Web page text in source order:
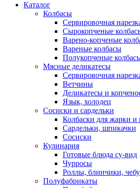
Каталог
Колбасы
Сервировочная
Сырокопченые
Варено-копченые
Вареные колбасы
Полукопченые
Мясные деликатесы
Сервировочная
Ветчины
Деликатесы и
Язык, холодец
Сосиски и сардельки
Колбаски для жарки и
Сардельки, шпикачки
Сосиски
Кулинария
Готовые блюда су-вид
Чурросы
Роллы, блинчики,
Полуфабрикаты